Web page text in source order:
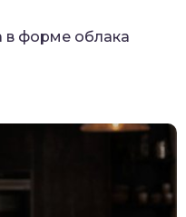
в форме облака